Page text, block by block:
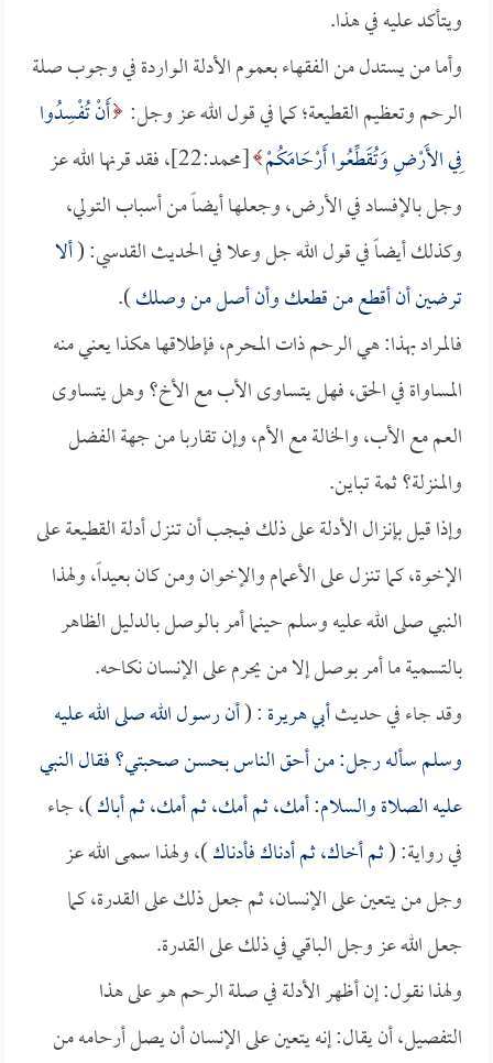
ويتأكد عليه في هذا.
وأما من يستدل من الفقهاء بعموم الأدلة الواردة في وجوب صلة
الرحم وتعظيم القطيعة؛ كما في قول الله عز وجل: أَنْ تُفْسِدُوا
فِي الأَرْضِ وَتُقَطِّعُوا أَرْحَامَكُمْ
[محمد:22]، فقد قرنها الله عز
وجل بالإفساد في الأرض، وجعلها أيضاً من أسباب التولي،
وكذلك أيضاً في قول الله جل وعلا في الحديث القدسي: (ألا
ترضين أن أقطع من قطعك وأن أصل من وصلك).
فالمراد بهذا: هي الرحم ذات المحرم، فإطلاقها هكذا يعني منه
المساواة في الحق، فهل يتساوى الأب مع الأخ؟ وهل يتساوى
العم مع الأب، والخالة مع الأم، وإن تقاربا من جهة الفضل
والمنزلة؟ ثمة تباين.
وإذا قيل بإنزال الأدلة على ذلك فيجب أن تنزل أدلة القطيعة على
الإخوة، كما تنزل على الأعمام والإخوان ومن كان بعيداً، ولهذا
النبي صلى الله عليه وسلم حينما أمر بالوصل بالدليل الظاهر
بالتسمية ما أمر بوصل إلا من يحرم على الإنسان نكاحه.
وقد جاء في حديثأبي هريرة: (أن رسول الله صلى الله عليه
وسلم سأله رجل: من أحق الناس بحسن صحبتي؟ فقال النبي
عليه الصلاة والسلام: أمك، ثم أمك، ثم أمك، ثم أباك)، جاء
في رواية: (ثم أخاك، ثم أدناك فأدناك)، ولهذا سمى الله عز
وجل من يتعين على الإنسان، ثم جعل ذلك على القدرة، كما
جعل الله عز وجل الباقي في ذلك على القدرة.
ولهذا نقول: إن أظهر الأدلة في صلة الرحم هو على هذا
التفصيل، أن يقال: إنه يتعين على الإنسان أن يصل أرحامه من